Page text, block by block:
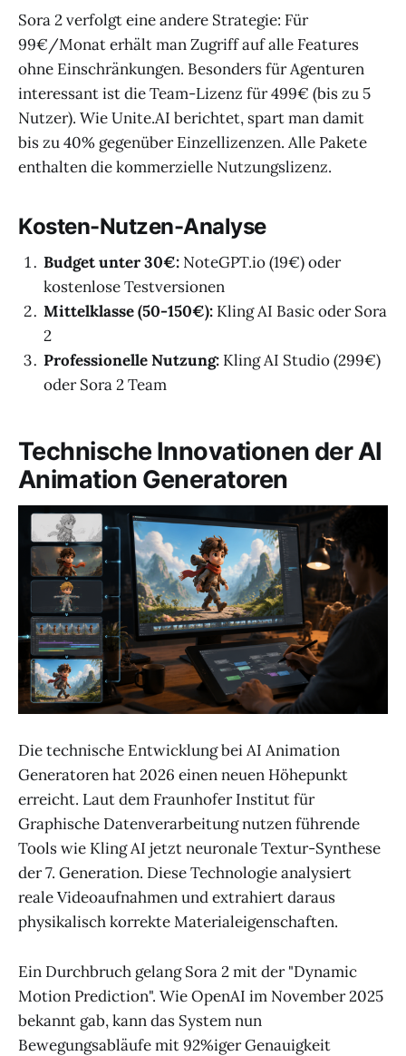
Sora 2 verfolgt eine andere Strategie: Für
99€/Monat erhält man Zugriff auf alle Features
ohne Einschränkungen. Besonders für Agenturen
interessant ist die Team-Lizenz für 499€ (bis zu 5
Nutzer). Wie Unite.AI berichtet, spart man damit
bis zu 40% gegenüber Einzellizenzen. Alle Pakete
enthalten die kommerzielle Nutzungslizenz.
Kosten-Nutzen-Analyse
Budget unter 30€: NoteGPT.io (19€) oder
kostenlose Testversionen
Mittelklasse (50-150€): Kling AI Basic oder Sora
2
Professionelle Nutzung: Kling AI Studio (299€)
oder Sora 2 Team
Technische Innovationen der AI
Animation Generatoren
Die technische Entwicklung bei AI Animation
Generatoren hat 2026 einen neuen Höhepunkt
erreicht. Laut dem Fraunhofer Institut für
Graphische Datenverarbeitung nutzen führende
Tools wie Kling AI jetzt neuronale Textur-Synthese
der 7. Generation. Diese Technologie analysiert
reale Videoaufnahmen und extrahiert daraus
physikalisch korrekte Materialeigenschaften.
Ein Durchbruch gelang Sora 2 mit der "Dynamic
Motion Prediction". Wie OpenAI im November 2025
bekannt gab, kann das System nun
Bewegungsabläufe mit 92%iger Genauigkeit